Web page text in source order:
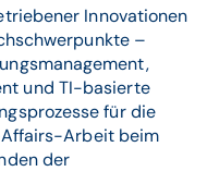
Innovationen
–
und TI-basierte
für die
Arbeit beim
der